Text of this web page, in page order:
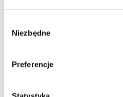
Niezbędne
Preferencje